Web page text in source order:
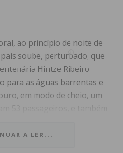
ao princípio de noite de
soube, perturbado, que
Hintze Ribeiro
para as águas barrentas e
em modo de cheio, um
recorda a Câmara
A LER...